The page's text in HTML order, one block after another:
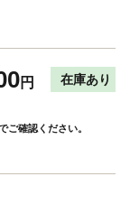
円 在庫あり
ご確認ください。